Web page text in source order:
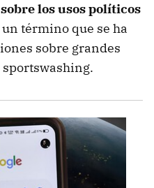
los usos políticos
término que se ha
sobre grandes